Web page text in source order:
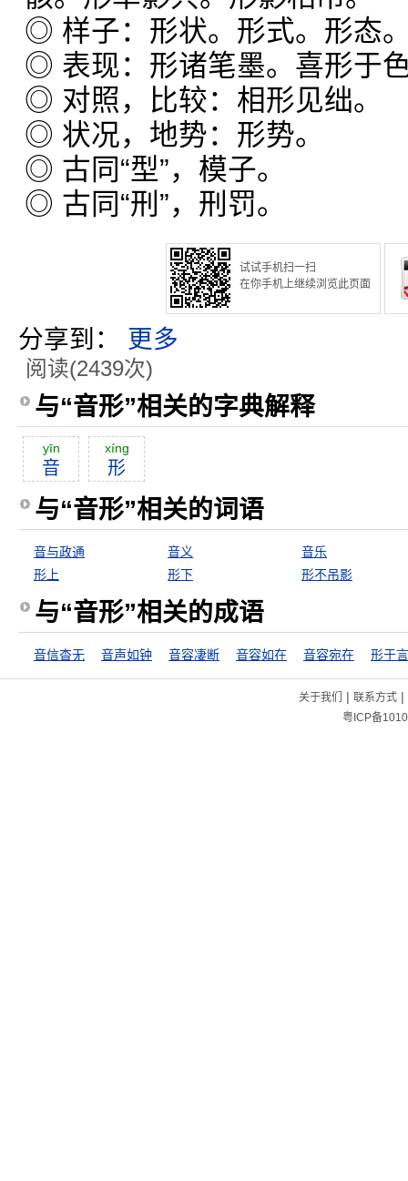
◎ 样子：形状。形式。形态
◎ 表现：形诸笔墨。喜形于
◎ 对照，比较：相形见绌。
◎ 状况，地势：形势。
◎ 古同“型”，模子。
◎ 古同“刑”，刑罚。
试试手机扫一扫
在你手机上继续浏览此页面
分享到： 更多
阅读(2439次)
与“音形”相关的字典解释
yīn
音
xíng
形
与“音形”相关的词语
音与政通 音义
音乐
形上
形下 形不吊影
与“音形”相关的成语
音信杳无 音声如钟 音容凄断 音容如在 音容宛在 形于
关于我们 | 联系方式|
粤ICP备